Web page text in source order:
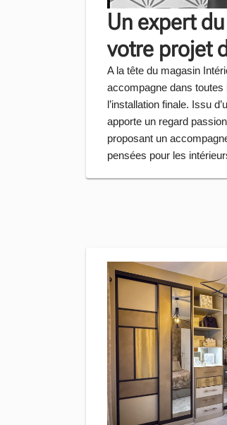
Un expert
votre projet
A la tête du magasin
accompagne dans toutes
l’installation finale. Issu
apporte un regard
proposant un
pensées pour les